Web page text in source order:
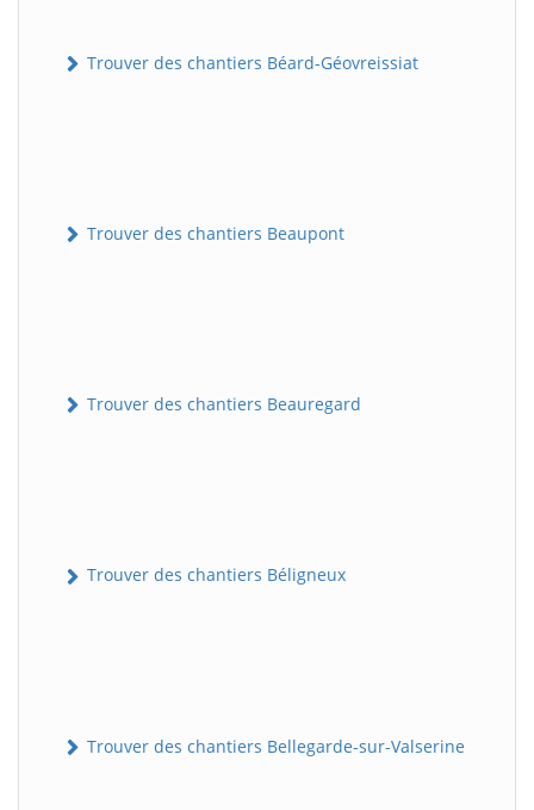
Trouver des chantiers Béard-Géovreissiat
Trouver des chantiers Beaupont
Trouver des chantiers Beauregard
Trouver des chantiers Béligneux
Trouver des chantiers Bellegarde-sur-Valserine